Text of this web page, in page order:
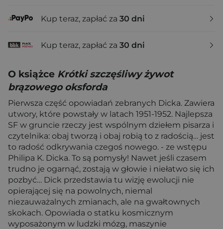
Kup teraz, zapłać za 30 dni
Kup teraz, zapłać za 30 dni
O książce Krótki szczęśliwy żywot
brązowego oksforda
Pierwsza część opowiadań zebranych Dicka. Zawiera
utwory, które powstały w latach 1951-1952. Najlepsza
SF w gruncie rzeczy jest wspólnym dziełem pisarza i
czytelnika: obaj tworzą i obaj robią to z radością… jest
to radość odkrywania czegoś nowego. - ze wstępu
Philipa K. Dicka. To są pomysły! Nawet jeśli czasem
trudno je ogarnąć, zostają w głowie i niełatwo się ich
pozbyć… Dick przedstawia tu wizję ewolucji nie
opierającej się na powolnych, niemal
niezauważalnych zmianach, ale na gwałtownych
skokach. Opowiada o statku kosmicznym
wyposażonym w ludzki mózg, maszynie